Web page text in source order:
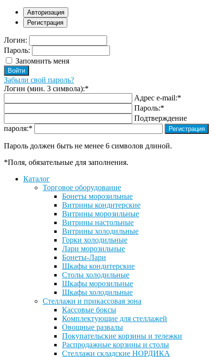
Авторизация
Регистрация
Логин:
Пароль:
Запомнить меня
Забыли свой пароль?
Логин (мин. 3 символа):*
Адрес e-mail:*
Пароль:*
Подтверждение
пароля:*
Пароль должен быть не менее 6 символов длиной.
*Поля, обязательные для заполнения.
Каталог
Торговое оборудование
Бонеты морозильные
Витрины кондитерские
Витрины морозильные
Витрины настольные
Витрины холодильные
Горки холодильные
Лари морозильные
Бонеты-Лари
Шкафы кондитерские
Столы холодильные
Шкафы морозильные
Шкафы холодильные
Стеллажи и прикассовая зона
Кассовые боксы
Комплектующие для стеллажей
Овощные развалы
Покупательские корзины и тележки
Распродажные корзины и столы
Стеллажи складские НОРДИКА